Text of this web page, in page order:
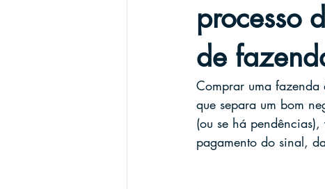
processo
de
Comprar uma
que separa um bom
(ou se há
pagamento do sinal,